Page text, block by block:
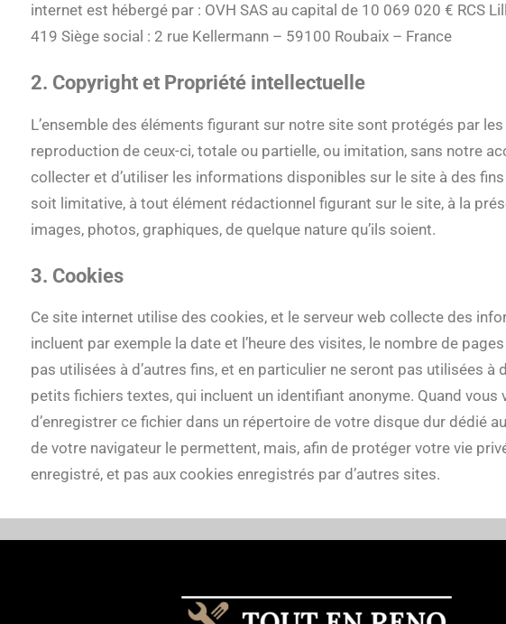
internet est hébergé par : OVH SAS au capital de 10 069 020 € RCS
419 Siège social : 2 rue Kellermann – 59100 Roubaix – France
2. Copyright et Propriété intellectuelle
L’ensemble des éléments figurant sur notre site sont protégés par
reproduction de ceux-ci, totale ou partielle, ou imitation, sans notre
collecter et d’utiliser les informations disponibles sur le site à des
soit limitative, à tout élément rédactionnel figurant sur le site, à la
images, photos, graphiques, de quelque nature qu’ils soient.
3. Cookies
Ce site internet utilise des cookies, et le serveur web collecte des
incluent par exemple la date et l’heure des visites, le nombre de
pas utilisées à d’autres fins, et en particulier ne seront pas utilisées
petits fichiers textes, qui incluent un identifiant anonyme. Quand
d’enregistrer ce fichier dans un répertoire de votre disque dur dédié
de votre navigateur le permettent, mais, afin de protéger votre vie
enregistré, et pas aux cookies enregistrés par d’autres sites.